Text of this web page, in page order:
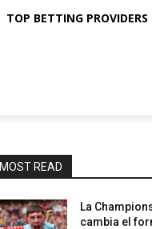
TOP BETTING PROVIDERS
MOST READ
La
cambia el